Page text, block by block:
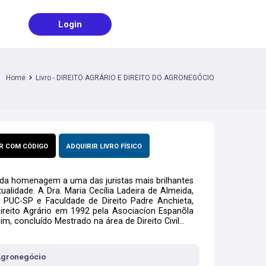
Login
Home Livro - DIREITO AGRÁRIO E DIREITO DO AGRONEGÓCIO
COM CÓDIGO ADQUIRIR LIVRO FÍSICO
homenagem a uma das juristas mais brilhantes
A Dra. Maria Cecília Ladeira de Almeida,
SP e Faculdade de Direito Padre Anchieta,
Agrário em 1992 pela Asociacíon Espanõla
concluído Mestrado na área de Direito Civil...